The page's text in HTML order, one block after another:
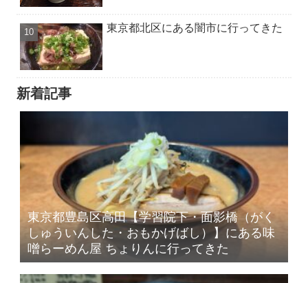
東京都北区にある闇市に行ってきた
新着記事
東京都豊島区高田【学習院下・面影橋（がく
しゅういんした・おもかげばし）】にある味
噌らーめん屋 ちょりんに行ってきた